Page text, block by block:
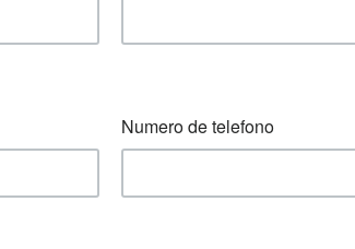
Numero de telefono